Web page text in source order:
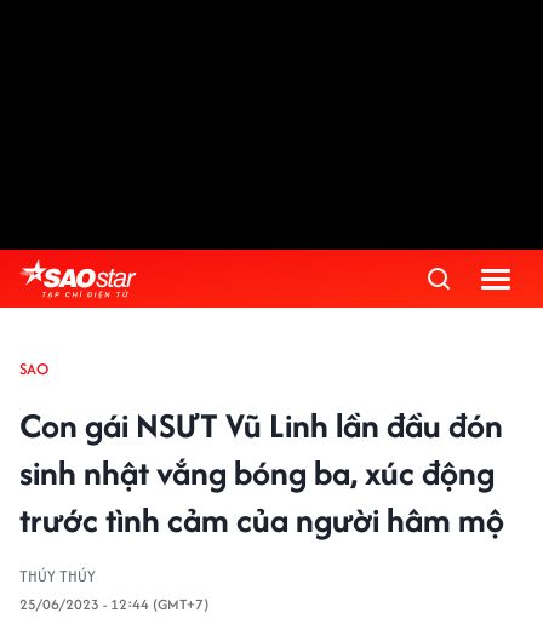
SAO
Con gái NSƯT Vũ Linh lần đầu đón
sinh nhật vắng bóng ba, xúc động
trước tình cảm của người hâm mộ
THÚY THÚY
25/06/2023 - 12:44 (GMT+7)